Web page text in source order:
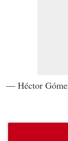
— Héctor